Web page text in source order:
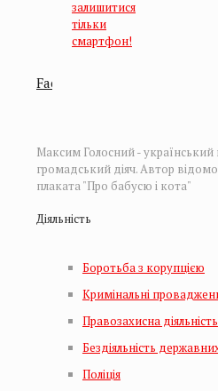
залишитися
тільки
смартфон!
Facebook
Максим Голосний - український
громадський діяч. Автор
плаката "Про бабусю і кота"
Діяльність
Боротьба з корупцією
Кримінальні
Правозахисна діяльність
Бездіяльність
Поліція